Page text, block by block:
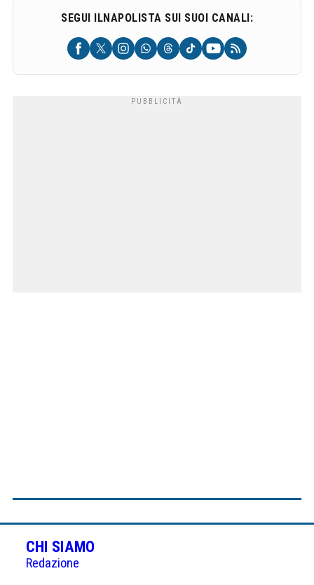
SEGUI ILNAPOLISTA SUI SUOI CANALI:
CHI SIAMO
Redazione